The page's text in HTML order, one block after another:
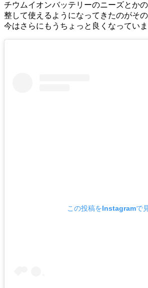
チウムイオンバッテリーのニーズとか
整して使えるようになってきたのがそ
今はさらにもうちょっと良くなっていま
この投稿をInstagramで